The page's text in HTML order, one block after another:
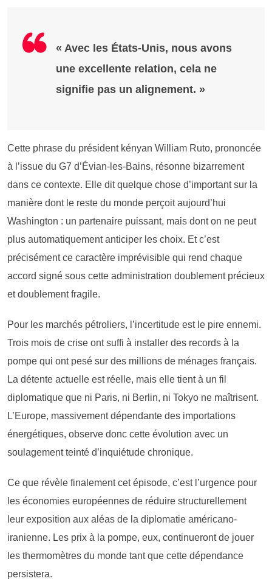
« Avec les États-Unis, nous avons
une excellente relation, cela ne
signifie pas un alignement. »
Cette phrase du président kényan William Ruto, prononcée
à l’issue du G7 d’Évian-les-Bains, résonne bizarrement
dans ce contexte. Elle dit quelque chose d’important sur la
manière dont le reste du monde perçoit aujourd’hui
Washington : un partenaire puissant, mais dont on ne peut
plus automatiquement anticiper les choix. Et c’est
précisément ce caractère imprévisible qui rend chaque
accord signé sous cette administration doublement précieux
et doublement fragile.
Pour les marchés pétroliers, l’incertitude est le pire ennemi.
Trois mois de crise ont suffi à installer des records à la
pompe qui ont pesé sur des millions de ménages français.
La détente actuelle est réelle, mais elle tient à un fil
diplomatique que ni Paris, ni Berlin, ni Tokyo ne maîtrisent.
L’Europe, massivement dépendante des importations
énergétiques, observe donc cette évolution avec un
soulagement teinté d’inquiétude chronique.
Ce que révèle finalement cet épisode, c’est l’urgence pour
les économies européennes de réduire structurellement
leur exposition aux aléas de la diplomatie américano-
iranienne. Les prix à la pompe, eux, continueront de jouer
les thermomètres du monde tant que cette dépendance
persistera.